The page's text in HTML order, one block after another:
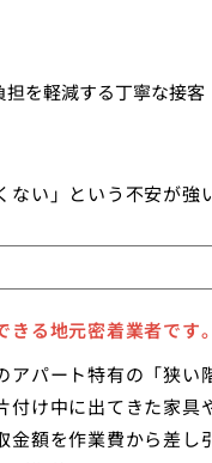
を軽減する丁寧な接客
ない」という不安が強
る地元密着業者です。
パート特有の「狭
け中に出てきた家具
額を作業費から差